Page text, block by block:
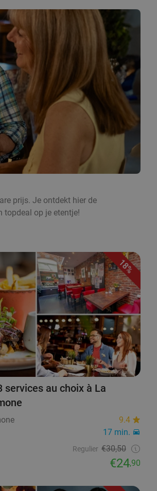
prijs. Je ontdekt hier de
topdeal op je etentje!
18%
services au choix à La
9.4
17 min.
Regulier €30,50
€24,90